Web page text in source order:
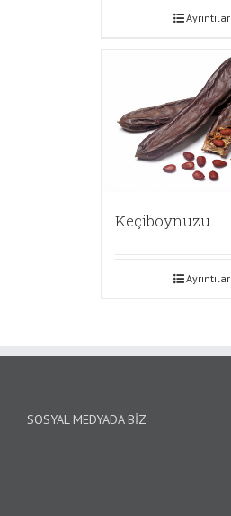
Ayrıntılar
Keçiboynuzu
Ayrıntılar
SOSYAL MEDYADA BIZ